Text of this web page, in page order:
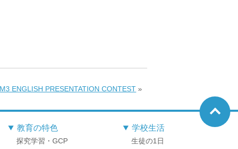
M3 ENGLISH PRESENTATION CONTEST »
教育の特色
探究学習・GCP
学校生活
生徒の1日